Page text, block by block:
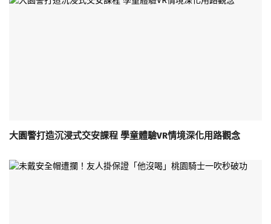
大園警打造沉浸式交安課程 學童體驗VR情境深化用路觀念